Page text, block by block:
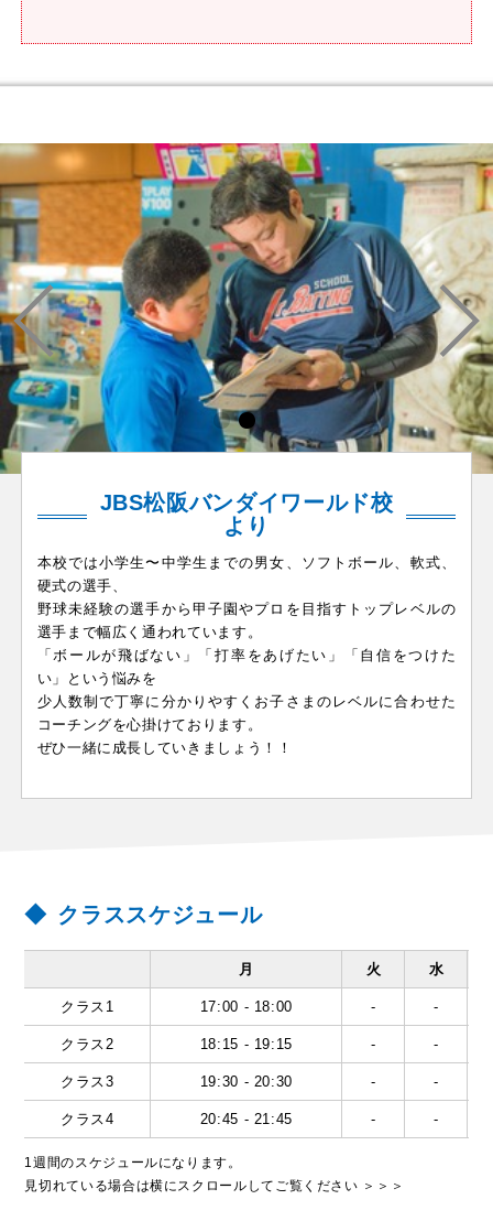
JBS松阪バンダイワールド校
より
本校では小学生〜中学生までの男女、ソフトボール、軟式、
硬式の選手、
野球未経験の選手から甲子園やプロを目指すトップレベルの
選手まで幅広く通われています。
「ボールが飛ばない」「打率をあげたい」「自信をつけた
い」という悩みを
少人数制で丁寧に分かりやすくお子さまのレベルに合わせた
コーチングを心掛けております。
ぜひ一緒に成長していきましょう！！
クラススケジュール
月 火 水
クラス1 17:00 - 18:00 - -
クラス2 18:15 - 19:15 - -
クラス3 19:30 - 20:30 - -
クラス4 20:45 - 21:45 - -
1週間のスケジュールになります。
見切れている場合は横にスクロールしてご覧ください ＞＞＞